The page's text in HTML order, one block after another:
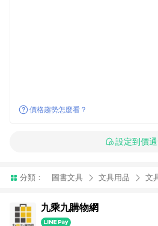
價格趨勢怎麼看？
設定到價
分類： 圖書文具 文具用品 文
九乘九購物網